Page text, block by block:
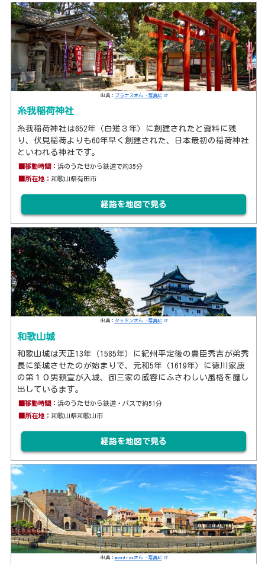
出典： プラナスさん -写真AC
糸我稲荷神社
糸我稲荷神社は652年（白雉３年）に創建されたと資料に残
り、伏見稲荷よりも60年早く創建された、日本最初の稲荷神社
といわれる神社です。
■移動時間：浜のうたせから鉄道で約35分
■所在地： 和歌山県有田市
経路を地図で見る
出典： タッタンさん -写真AC
和歌山城
和歌山城は天正13年（1585年）に紀州平定後の豊臣秀吉が弟秀
長に築城させたのが始まりで、元和5年（1619年）に徳川家康
の第１０男頼宣が入城、御三家の威容にふさわしい風格を醸し
出しているます。
■移動時間：浜のうたせから鉄道・バスで約51分
■所在地： 和歌山県和歌山市
経路を地図で見る
出典： moontraxさん -写真AC